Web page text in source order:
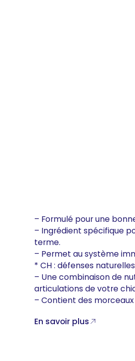
– Formulé pour une
– Ingrédient spécifique
terme.
– Permet au système
* CH : défenses naturelles
– Une combinaison de
articulations de votre
– Contient des
En savoir plus